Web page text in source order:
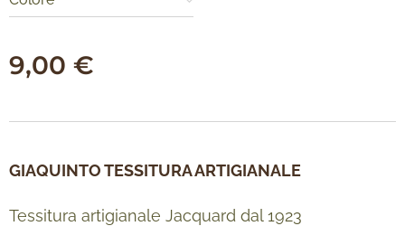
9,00 €
GIAQUINTO TESSITURA ARTIGIANALE
Tessitura artigianale Jacquard dal 1923